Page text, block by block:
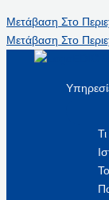
Μετάβαση Στο
Μετάβαση Στο